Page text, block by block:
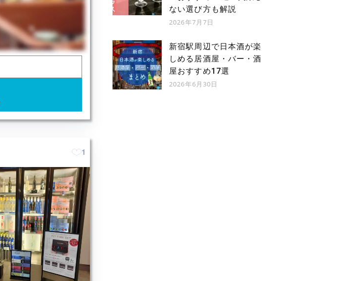
1
ない選び方も解説
2026年7月7日
新宿駅周辺で日本酒が楽
しめる居酒屋・バー・酒
屋おすすめ17選
2026年6月30日